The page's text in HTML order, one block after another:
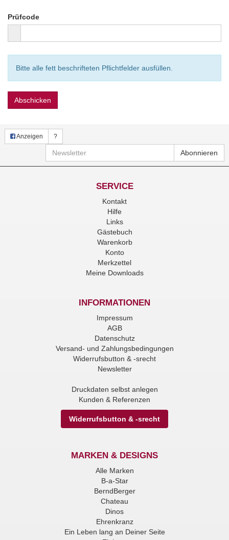
Prüfcode
Bitte alle fett beschrifteten Pflichtfelder ausfüllen.
Abschicken
Anzeigen ?
Newsletter Abonnieren
SERVICE
Kontakt
Hilfe
Links
Gästebuch
Warenkorb
Konto
Merkzettel
Meine Downloads
INFORMATIONEN
Impressum
AGB
Datenschutz
Versand- und Zahlungsbedingungen
Widerrufsbutton & -srecht
Newsletter
Druckdaten selbst anlegen
Kunden & Referenzen
Widerrufsbutton & -srecht
MARKEN & DESIGNS
Alle Marken
B-a-Star
BerndBerger
Chateau
Dinos
Ehrenkranz
Ein Leben lang an Deiner Seite